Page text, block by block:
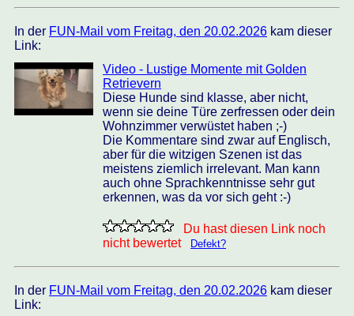
In der FUN-Mail vom Freitag, den 20.02.2026 kam dieser
Link:
Video - Lustige Momente mit Golden
Retrievern
Diese Hunde sind klasse, aber nicht,
wenn sie deine Türe zerfressen oder dein
Wohnzimmer verwüstet haben ;-)
Die Kommentare sind zwar auf Englisch,
aber für die witzigen Szenen ist das
meistens ziemlich irrelevant. Man kann
auch ohne Sprachkenntnisse sehr gut
erkennen, was da vor sich geht :-)
Du hast diesen Link noch
nicht bewertet
Defekt?
In der FUN-Mail vom Freitag, den 20.02.2026 kam dieser
Link: